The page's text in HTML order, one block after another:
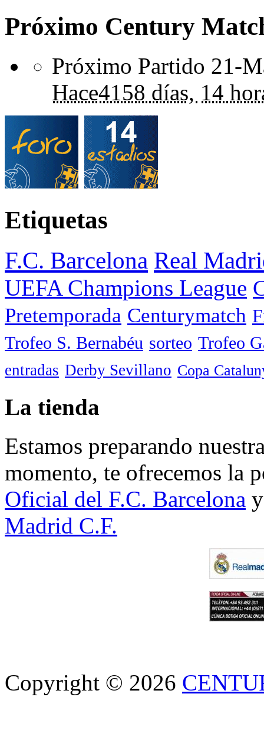
Próximo Century
Próximo Partido 21-
Hace4158 días, 14
Etiquetas
F.C. Barcelona Real
UEFA Champions League
Pretemporada Centurymatch
Trofeo S. Bernabéu sorteo Trofeo
entradas Derby Sevillano Copa
La tienda
Estamos preparando
momento, te ofrecemos la
Oficial del F.C. Barcelona
Madrid C.F.
Copyright © 2026